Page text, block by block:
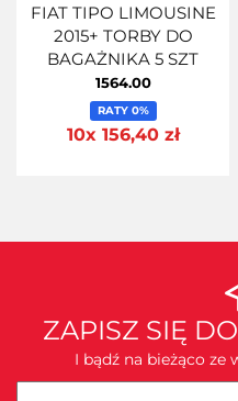
FIAT TIPO LIMOUSINE
2015+ TORBY DO
BAGAŻNIKA 5 SZT
1564.00
RATY 0%
10x 156,40 zł
ZAPISZ SIĘ
I bądź na bieżąco